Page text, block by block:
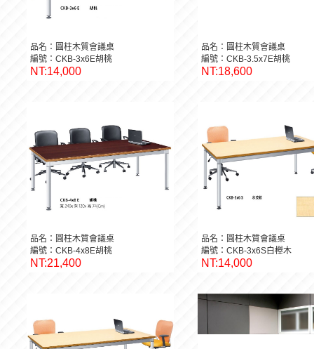
編號：CKB-3x6E胡桃
NT:14,000
編號：CKB-3.5x7E胡桃
NT:18,600
編號：CKB-4x8E胡桃
NT:21,400
編號：CKB-3x6S白櫸木
NT:14,000